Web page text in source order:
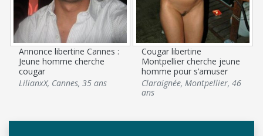
Annonce libertine Cannes :
Jeune homme cherche
cougar
LilianxX, Cannes,35 ans
Cougar libertine
Montpellier cherche jeune
homme pour s’amuser
Claraignée, Montpellier,46
ans